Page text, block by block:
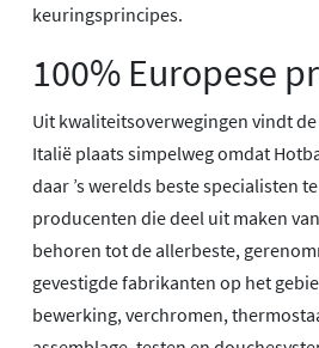
keuringsprincipes.
100% Europese
Uit kwaliteitsoverwegingen vindt
Italië plaats simpelweg omdat
daar ’s werelds beste specialisten
producenten die deel uit maken
behoren tot de allerbeste,
gevestigde fabrikanten op het
bewerking, verchromen,